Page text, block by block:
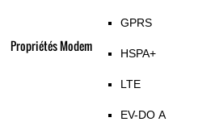
Propriétés Modem
GPRS
HSPA+
LTE
EV-DO A